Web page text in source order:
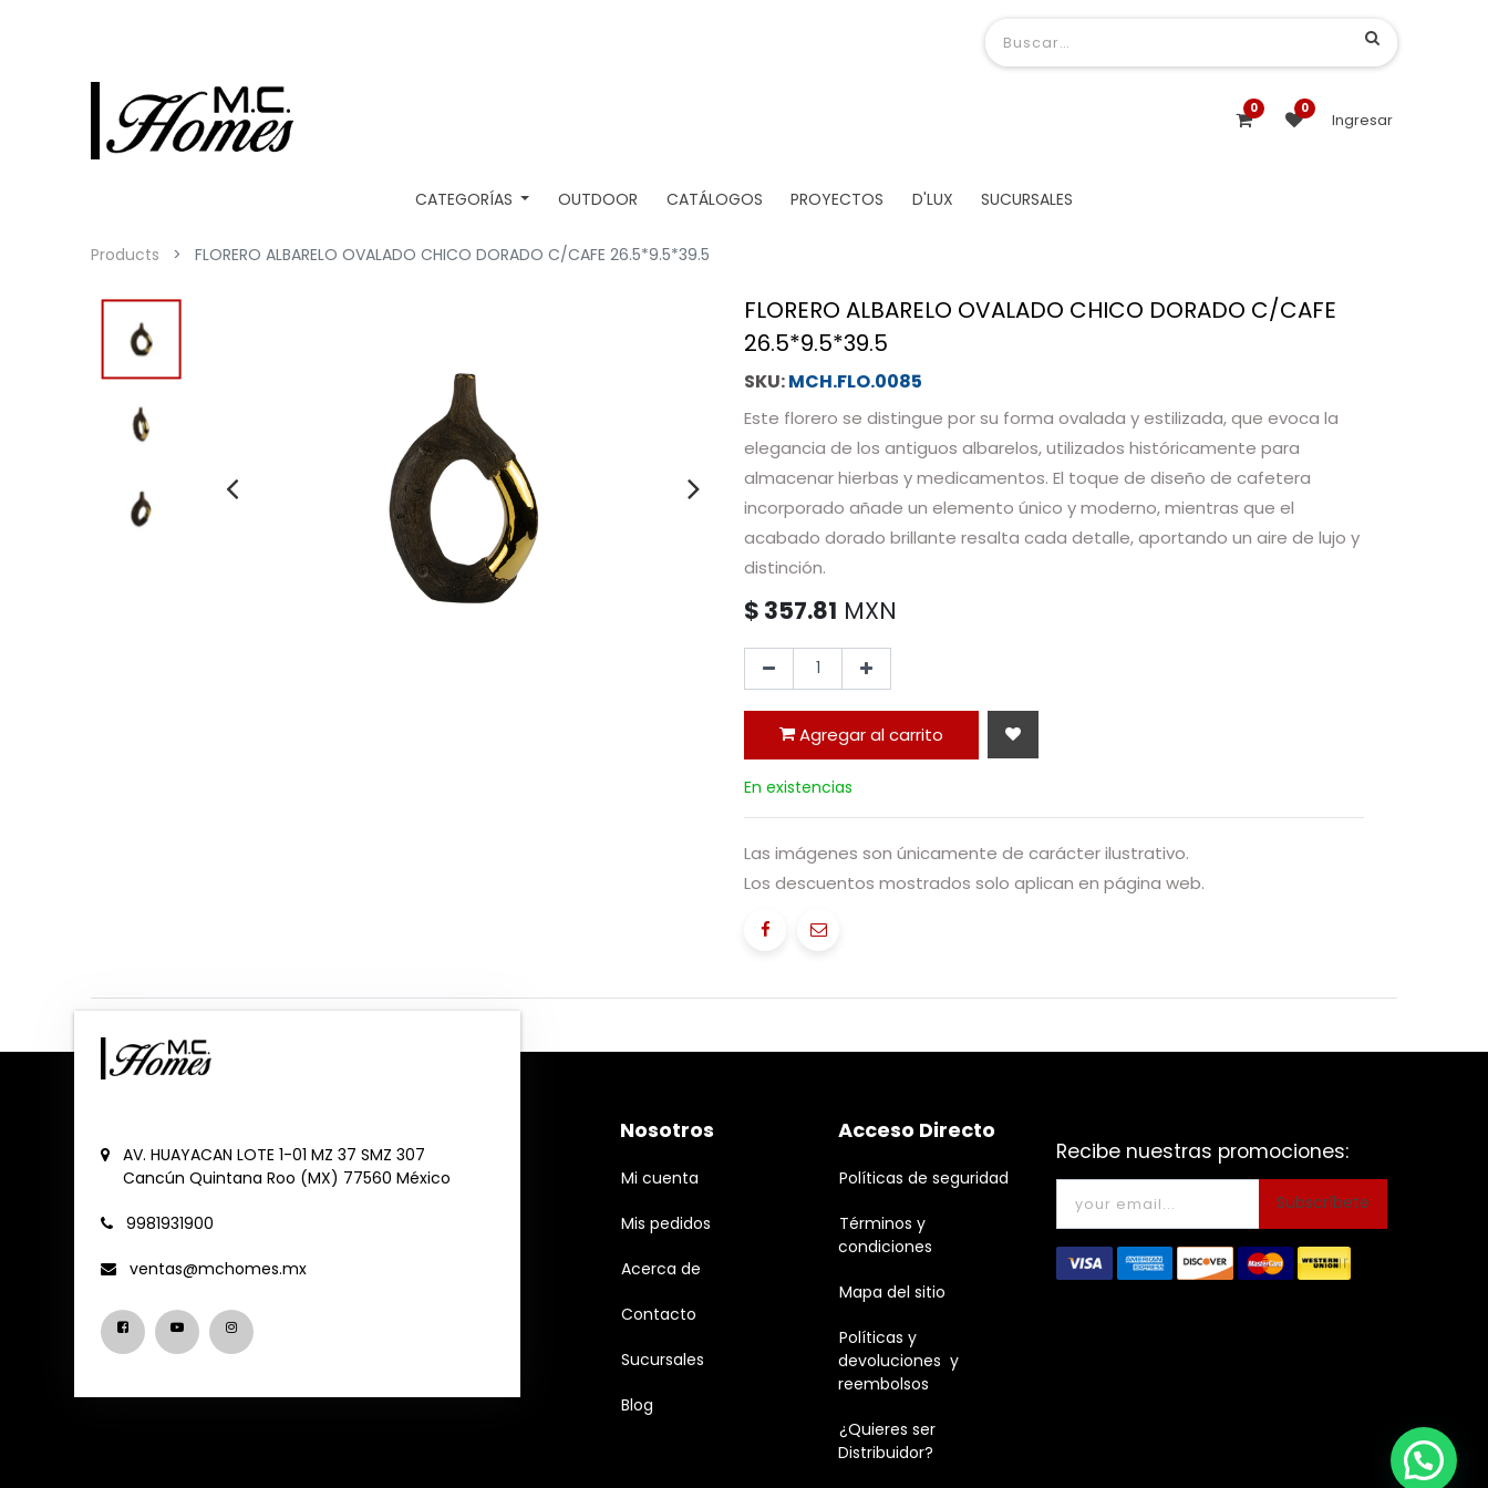
0 0
Ingresar
CATEGORÍAS OUTDOOR CATÁLOGOS PROYECTOS D'LUX SUCURSALES
Products FLORERO ALBARELO OVALADO CHICO DORADO C/CAFE 26.5*9.5*39.5
FLORERO ALBARELO OVALADO CHICO DORADO C/CAFE
26.5*9.5*39.5
MCH.FLO.0085
Este florero se distingue por su forma ovalada y estilizada, que evoca la
elegancia de los antiguos albarelos, utilizados históricamente para
almacenar hierbas y medicamentos. El toque de diseño de cafetera
incorporado añade un elemento único y moderno, mientras que el
acabado dorado brillante resalta cada detalle, aportando un aire de lujo y
distinción.
$ 357.81 MXN
Agregar al carrito
En existencias
Las imágenes son únicamente de carácter ilustrativo.
Los descuentos mostrados solo aplican en página web.
AV. HUAYACAN LOTE 1-01 MZ 37 SMZ 307
Cancún Quintana Roo (MX) 77560 México
9981931900
ventas@mchomes.mx
Nosotros
Mi cuenta
Mis pedidos
Acerca de
Contacto
Sucursales
Blog
Acceso Directo
Políticas de seguridad
Términos y
condiciones
Mapa del sitio
Políticas y
devoluciones y
reembolsos
¿Quieres ser
Distribuidor?
Recibe nuestras promociones:
Subscríbete